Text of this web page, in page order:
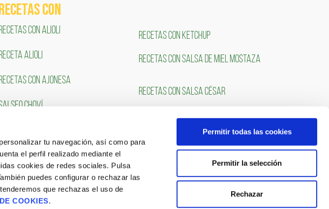
tu navegación, así como para
el perfil realizado mediante el
cookies de redes sociales. Pulsa
puedes configurar o rechazar las
que rechazas el uso de
COOKIES.
Permitir todas las cookies
Permitir la selección
Rechazar
COn
CON ALIOLI
ALIOLI
CON AJONESA
CHOVÍ
RECETAS CON KETCHUP
RECETAS CON SALSA DE MIEL MOSTAZA
RECETAS CON SALSA CÉSAR
TRABAJA CON NOSOTROS
Portal de Empleo
CONSULTA NUESTRAS OFERTAS
SÍGUENOS